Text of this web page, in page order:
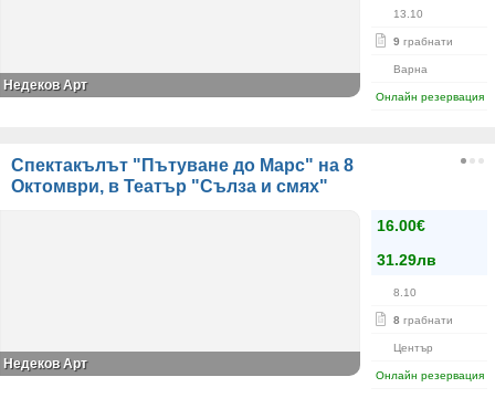
13.10
9 грабнати
Варна
Онлайн резервация
Недеков Арт
Спектакълът "Пътуване до Марс" на 8
Октомври, в Театър "Сълза и смях"
16.00€
31.29лв
8.10
8 грабнати
Център
Онлайн резервация
Недеков Арт